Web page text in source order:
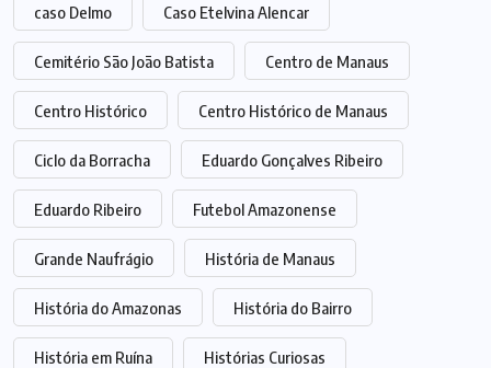
caso Delmo Caso Etelvina Alencar
Cemitério São João Batista Centro de Manaus
Centro Histórico Centro Histórico de Manaus
Ciclo da Borracha Eduardo Gonçalves Ribeiro
Eduardo Ribeiro Futebol Amazonense
Grande Naufrágio História de Manaus
História do Amazonas História do Bairro
História em Ruína Histórias Curiosas